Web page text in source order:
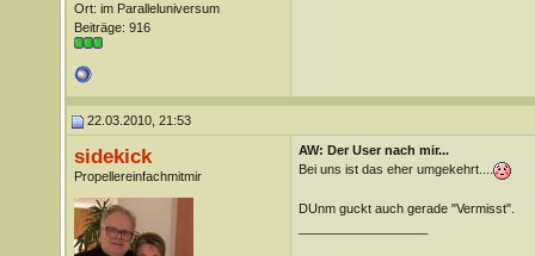
Ort: im Paralleluniversum
Beiträge: 916
22.03.2010, 21:53
sidekick
Propellereinfachmitmir
AW: Der User nach mir...
Bei uns ist das eher umgekehrt....
DUnm guckt auch gerade "Vermisst".